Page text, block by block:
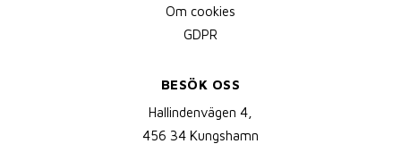
Om cookies
GDPR
BESÖK OSS
Hallindenvägen 4,
456 34 Kungshamn